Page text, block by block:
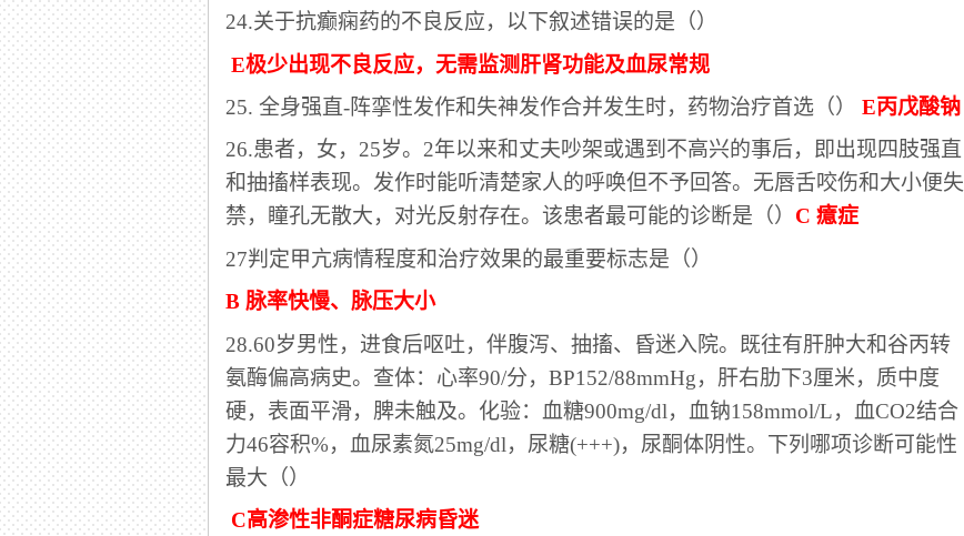
24.关于抗癫痫药的不良反应，以下叙述错误的是（）
E极少出现不良反应，无需监测肝肾功能及血尿常规
25. 全身强直-阵挛性发作和失神发作合并发生时，药物治疗首选（）
E丙戊酸钠
26.患者，女，25岁。2年以来和丈夫吵架或遇到不高兴的事后，即出现四肢强直
和抽搐样表现。发作时能听清楚家人的呼唤但不予回答。无唇舌咬伤和大小便失
禁，瞳孔无散大，对光反射存在。该患者最可能的诊断是（） C 癔症
27判定甲亢病情程度和治疗效果的最重要标志是（）
B 脉率快慢、脉压大小
28.60岁男性，进食后呕吐，伴腹泻、抽搐、昏迷入院。既往有肝肿大和谷丙转
氨酶偏高病史。查体：心率90/分，BP152/88mmHg，肝右肋下3厘米，质中度
硬，表面平滑，脾未触及。化验：血糖900mg/dl，血钠158mmol/L，血CO2结合
力46容积%，血尿素氮25mg/dl，尿糖(+++)，尿酮体阴性。下列哪项诊断可能性
最大（）
C高渗性非酮症糖尿病昏迷